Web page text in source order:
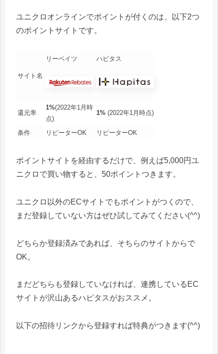
ユニクロオンラインでポイントが付くのは、以下2つ
のポイントサイトです。
サイト名
リーベイツ ハピタス
還元率
1%(2022年1月時
点)
1% (2022年1月時点)
条件 リピーターOK リピーターOK
ポイントサイトを経由するだけで、例えば5,000円ユ
ニクロで買い物すると、50ポイントつきます。
ユニクロ以外のECサイトでもポイントがつくので、
まだ登録していない方はぜひ試してみてください(^^)
どちらか登録済みであれば、そちらのサイトからで
OK。
まだどちらも登録していなければ、連携しているEC
サイトが沢山あるハピタスがおススメ。
以下の招待リンクから登録すれば特典がつきます(^^)